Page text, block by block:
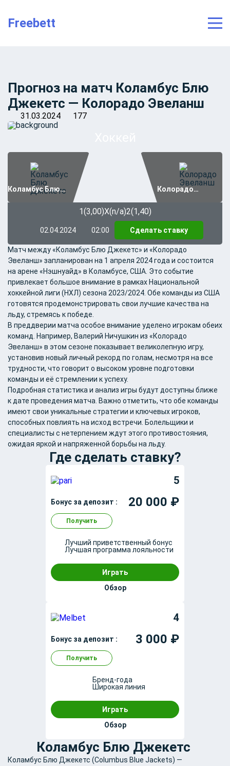
Freebett
Прогноз на матч Коламбус Блю
Джекетс — Колорадо Эвеланш
31.03.2024 177
Коламбус Блю
Джекетс
Колорадо
1(3,00)Х(n/a)2(1,40)
02.04.2024 02:00 Сделать ставку
Матч между «Коламбус Блю Джекетс» и «Колорадо
Эвеланш» запланирован на 1 апреля 2024 года и состоится
на арене «Нэшнуайд» в Коламбусе, США. Это событие
привлекает большое внимание в рамках Национальной
хоккейной лиги (НХЛ) сезона 2023/2024. Обе команды из США
готовятся продемонстрировать свои лучшие качества на
льду, стремясь к победе.
В преддверии матча особое внимание уделено игрокам обеих
команд. Например, Валерий Ничушкин из «Колорадо
Эвеланш» в этом сезоне показывает великолепную игру,
установив новый личный рекорд по голам, несмотря на все
трудности, что говорит о высоком уровне подготовки
команды и её стремлении к успеху​​.
Подробная статистика и анализ игры будут доступны ближе
к дате проведения матча. Важно отметить, что обе команды
имеют свои уникальные стратегии и ключевых игроков,
способных повлиять на исход встречи. Болельщики и
специалисты с нетерпением ждут этого противостояния,
ожидая яркой и напряженной борьбы на льду​​.
Где сделать ставку?
5
Бонус за депозит : 20 000 ₽
Получить
Лучший приветственный бонус
Лучшая программа лояльности
Играть
Обзор
4
Бонус за депозит : 3 000 ₽
Получить
Бренд-года
Широкая линия
Играть
Обзор
Коламбус Блю Джекетс
Коламбус Блю Джекетс (Columbus Blue Jackets) —